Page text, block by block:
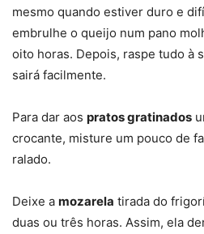
mesmo quando estiver duro e
embrulhe o queijo num pano
oito horas. Depois, raspe tudo à
sairá facilmente.
Para dar aos pratos gratinados
crocante, misture um pouco de
ralado.
Deixe a mozarela tirada do
duas ou três horas. Assim, ela